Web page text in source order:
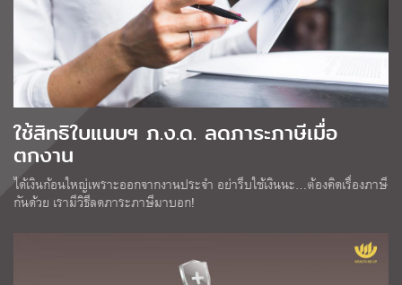
ใช้สิทธิใบแนบฯ ภ.ง.ด. ลดภาระภาษีเมื่อ
ตกงาน
ได้เงินก้อนใหญ่เพราะออกจากงานประจำ อย่ารีบใช้เงินนะ…ต้องคิดเรื่องภาษี
กันด้วย เรามีวิธีลดภาระภาษีมาบอก!